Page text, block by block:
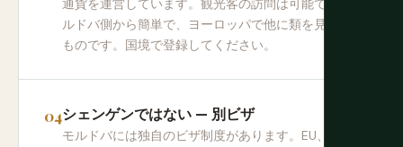
通貨を運営しています。観光客の訪問は可能で、モ
ルドバ側から簡単で、ヨーロッパで他に類を見ない
ものです。国境で登録してください。
シェンゲンではない — 別ビザ
モルドバには独自のビザ制度があります。EU、米